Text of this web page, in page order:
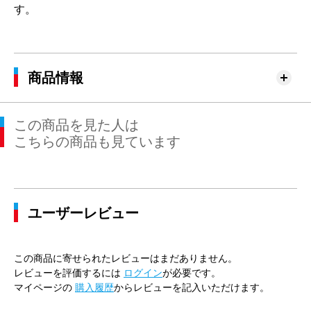
す。
商品情報
この商品を見た人は
こちらの商品も見ています
ユーザーレビュー
この商品に寄せられたレビューはまだありません。
レビューを評価するには ログインが必要です。
マイページの 購入履歴からレビューを記入いただけます。